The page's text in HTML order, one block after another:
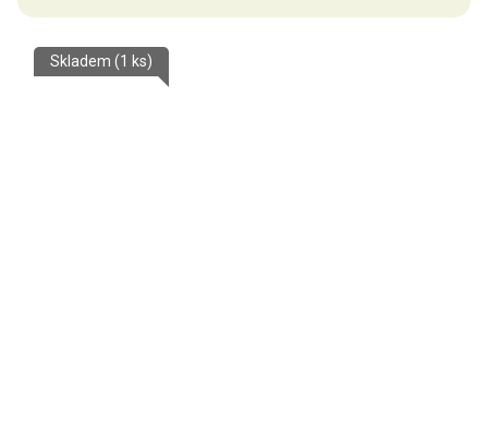
Skladem (1 ks)